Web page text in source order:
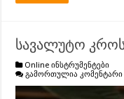
სავალუტო
Online ინსტრუმენტები
გამორთულია კომენტარი